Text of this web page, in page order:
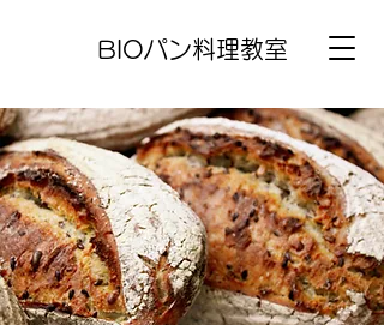
BIOパン料理教室